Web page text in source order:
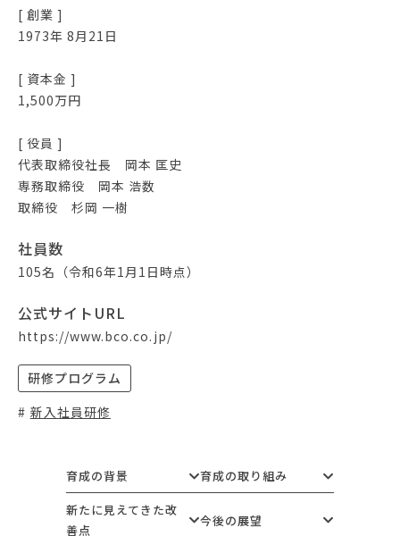
[ 創業 ]
1973年 8月21日
[ 資本金 ]
1,500万円
[ 役員 ]
代表取締役社長 岡本 匡史
専務取締役 岡本 浩数
取締役 杉岡 一樹
社員数
105名（令和6年1月1日時点）
公式サイトURL
https://www.bco.co.jp/
研修プログラム
新入社員研修
育成の背景
育成の取り組み
新たに見えてきた改
善点
今後の展望